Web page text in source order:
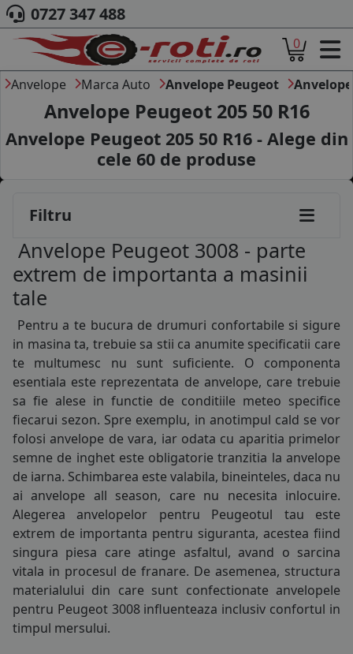
ACASA
DESPRE NOI
ANVELOPE
AUTO
CAMION
MOTO
MARCA AUTO
BLOG
CONT
CONTACT
COS (0 PRODUSE
0727 347 488
0
Anvelope Marca Auto Anvelope Peugeot Anvelope
Anvelope Peugeot 205 50 R16
Anvelope Peugeot 205 50 R16 - Alege din
cele 60 de produse
Filtru
Anvelope Peugeot 3008 - parte
extrem de importanta a masinii
tale
Pentru a te bucura de drumuri confortabile si sigure
in masina ta, trebuie sa stii ca anumite specificatii care
te multumesc nu sunt suficiente. O componenta
esentiala este reprezentata de anvelope, care trebuie
sa fie alese in functie de conditiile meteo specifice
fiecarui sezon. Spre exemplu, in anotimpul cald se vor
folosi anvelope de vara, iar odata cu aparitia primelor
semne de inghet este obligatorie tranzitia la anvelope
de iarna. Schimbarea este valabila, bineinteles, daca nu
ai anvelope all season, care nu necesita inlocuire.
Alegerea anvelopelor pentru Peugeotul tau este
extrem de importanta pentru siguranta, acestea fiind
singura piesa care atinge asfaltul, avand o sarcina
vitala in procesul de franare. De asemenea, structura
materialului din care sunt confectionate anvelopele
pentru Peugeot 3008 influenteaza inclusiv confortul in
timpul mersului.
145/70R13
145/80R13
175/70R13
155/65R14
165/65R14
165/70R14
175/60R14
175/65R14
175/70R14
185/55R14
185/60R14
185/65R14
185/70R14
195/70R14